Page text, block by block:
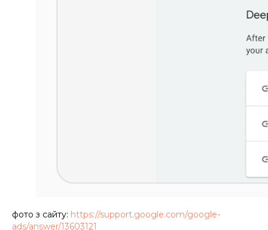
фото з сайту: https://support.google.com/google-
ads/answer/13603121